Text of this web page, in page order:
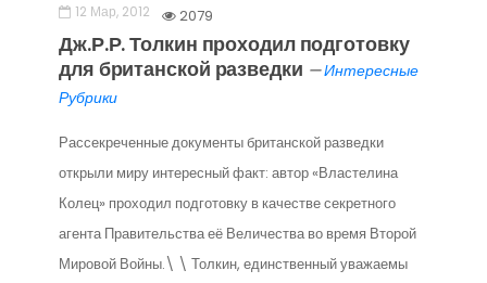
12 Мар, 2012 2079
Дж.Р.Р. Толкин проходил подготовку
для британской разведки —Интересные
Рубрики
Рассекреченные документы британской разведки
открыли миру интересный факт: автор «Властелина
Колец» проходил подготовку в качестве секретного
агента Правительства её Величества во время Второй
Мировой Войны.\ \ Толкин, единственный уважаемы